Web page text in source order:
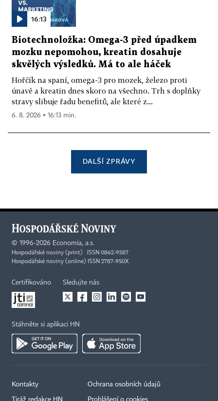
16:13
Biotechnoložka: Omega-3 před úpadkem
mozku nepomohou, kreatin dosahuje
skvělých výsledků. Má to ale háček
Hořčík na spaní, omega-3 pro mozek, železo proti
únavě a kreatin dnes skoro na všechno. Trh s doplňky
stravy slibuje řadu benefitů, ale které z...
6. 8. 2026 ▪ 16:13 min.
DALŠÍ ZPRÁVY
© 1996-2026 Economia, a.s.
Hospodářské noviny (print) ISSN 0862-9587
Hospodářské noviny (online) ISSN 2787-950X
Certifikováno Sledujte nás
Stáhněte si aplikaci HN
Kontakty
Tiráž redakce HN
Ochrana osobních údajů
Prohlášení o cookies